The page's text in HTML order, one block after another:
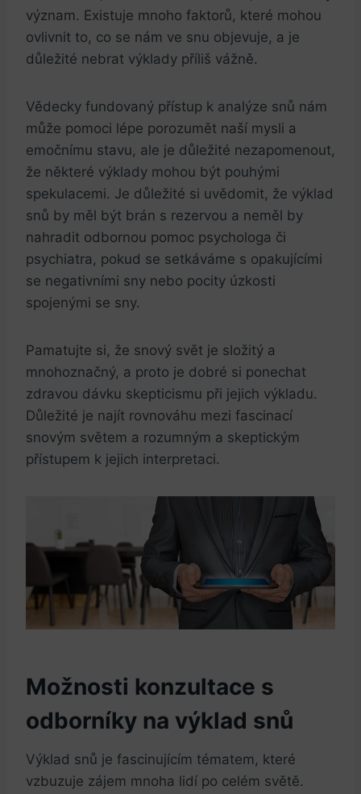
význam. ‌Existuje mnoho⁣ faktorů, které mohou
ovlivnit to, co se nám ve⁣ snu ⁣objevuje, a je
důležité nebrat⁢ výklady příliš vážně.
Vědecky fundovaný přístup k⁤ analýze snů nám⁤
může pomoci lépe porozumět naší mysli a
emočnímu stavu,⁣ ale je důležité nezapomenout,
že některé výklady mohou být pouhými
spekulacemi.⁣ Je důležité si⁤ uvědomit, že výklad
snů by měl být⁤ brán s rezervou a neměl by
nahradit ⁤odbornou pomoc psychologa⁢ či
⁢psychiatra, pokud se setkáváme s opakujícími
se negativními‍ sny‌ nebo ‍pocity úzkosti
spojenými se sny.
Pamatujte si, že snový svět je složitý a
mnohoznačný, a‍ proto je dobré si⁣ ponechat
zdravou dávku skepticismu při jejich ⁢výkladu.
⁤Důležité je najít rovnováhu mezi fascinací
snovým světem a ⁤rozumným a skeptickým
přístupem k jejich interpretaci.
Možnosti ‍konzultace s
odborníky​ na výklad snů
Výklad snů je ‌fascinujícím tématem, které
vzbuzuje zájem mnoha lidí⁢ po celém světě.